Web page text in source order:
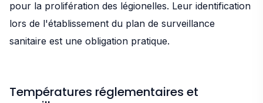
pour la prolifération des légionelles. Leur identification
lors de l'établissement du plan de surveillance
sanitaire est une obligation pratique.
Températures réglementaires et